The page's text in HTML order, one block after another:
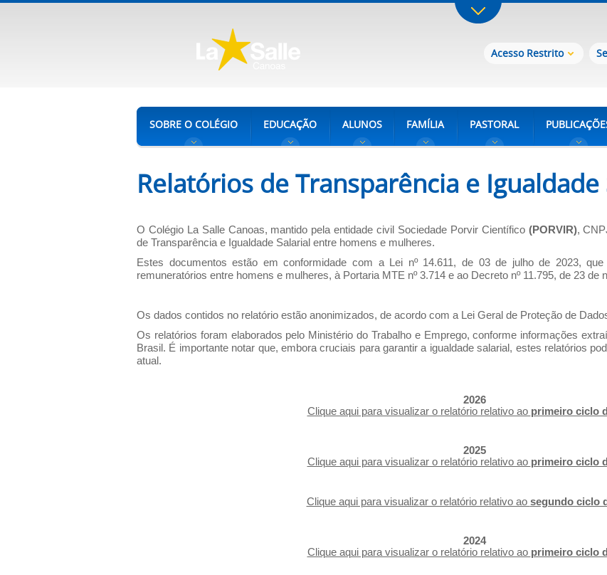
Acesso Restrito
SOBRE O COLÉGIO EDUCAÇÃO ALUNOS FAMÍLIA PASTORAL
Relatórios de Transparência e Igualdade
O Colégio La Salle Canoas, mantido pela entidade civil Sociedade Porvir Científico (PORVIR),
de Transparência e Igualdade Salarial entre homens e mulheres.
Estes documentos estão em conformidade com a Lei nº 14.611, de 03 de julho de 2023,
remuneratórios entre homens e mulheres, à Portaria MTE nº 3.714 e ao Decreto nº 11.795, de 23 de
Os dados contidos no relatório estão anonimizados, de acordo com a Lei Geral de Proteção de
Os relatórios foram elaborados pelo Ministério do Trabalho e Emprego, conforme informações
Brasil. É importante notar que, embora cruciais para garantir a igualdade salarial, estes relatórios
atual.
2026
Clique aqui para visualizar o relatório relativo ao primeiro ciclo
2025
Clique aqui para visualizar o relatório relativo ao primeiro ciclo
Clique aqui para visualizar o relatório relativo ao segundo ciclo
2024
Clique aqui para visualizar o relatório relativo ao primeiro ciclo